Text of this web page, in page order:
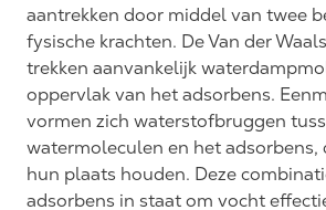
aantrekken door middel van twee
fysische krachten. De Van der
trekken aanvankelijk
oppervlak van het adsorbens.
vormen zich waterstofbruggen
watermoleculen en het adsorbens,
hun plaats houden. Deze
adsorbens in staat om vocht